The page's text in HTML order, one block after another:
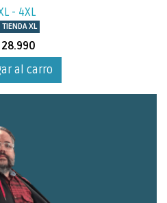
- 4XL
TIENDA XL
al carro